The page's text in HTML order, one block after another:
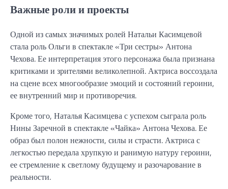
Важные роли и проекты
Одной из самых значимых ролей Натальи Касимцевой
стала роль Ольги в спектакле «Три сестры» Антона
Чехова. Ее интерпретация этого персонажа была признана
критиками и зрителями великолепной. Актриса воссоздала
на сцене всех многообразие эмоций и состояний героини,
ее внутренний мир и противоречия.
Кроме того, Наталья Касимцева с успехом сыграла роль
Нины Заречной в спектакле «Чайка» Антона Чехова. Ее
образ был полон нежности, силы и страсти. Актриса с
легкостью передала хрупкую и ранимую натуру героини,
ее стремление к светлому будущему и разочарование в
реальности.